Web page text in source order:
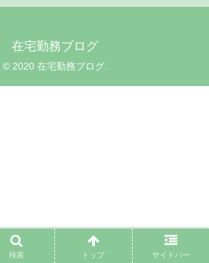
在宅勤務ブログ
© 2020 在宅勤務ブログ.
検索 トップ サイドバー